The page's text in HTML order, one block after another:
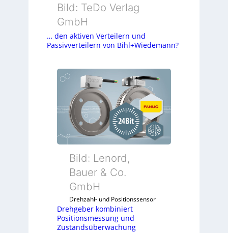
Bild: TeDo Verlag
GmbH
… den aktiven Verteilern und
Passivverteilern von Bihl+Wiedemann?
Bild: Lenord,
Bauer & Co.
GmbH
Drehzahl- und Positionssensor
Drehgeber kombiniert
Positionsmessung und
Zustandsüberwachung